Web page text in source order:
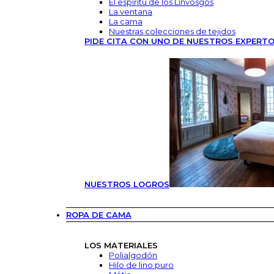
La ventana
La cama
Nuestras colecciones de tejidos
PIDE CITA CON UNO DE NUESTROS
NUESTROS LOGROS
ROPA DE CAMA
LOS MATERIALES
Polialgodón
Hilo de lino puro